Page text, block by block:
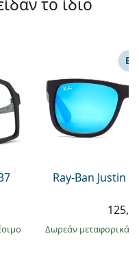
το ίδιο
Ray-Ban Justin
Δωρεάν μεταφορικά